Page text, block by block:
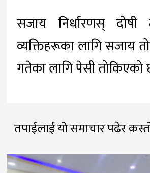
सजाय निर्धारणस्
व्यक्तिहरूका लागि सजाय
गतेका लागि पेसी तोकिएको
तपाईलाई यो समाचार पढेर